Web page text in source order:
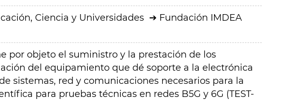
Ciencia y Universidades
Fundación IMDEA
por objeto el suministro y la prestación de los
del equipamiento que dé soporte a la electrónica
sistemas, red y comunicaciones necesarios para la
para pruebas técnicas en redes B5G y 6G (TEST-